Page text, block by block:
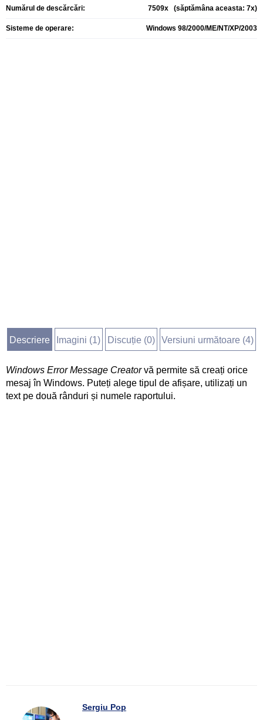
Numărul de descărcări: 7509x (săptămâna aceasta: 7x)
Sisteme de operare: Windows 98/2000/ME/NT/XP/2003
Descriere Imagini (1) Discuție (0) Versiuni următoare (4)
Windows Error Message Creatorvă permite să creați orice
mesaj în Windows. Puteți alege tipul de afișare, utilizați un
text pe două rânduri și numele raportului.
Sergiu Pop